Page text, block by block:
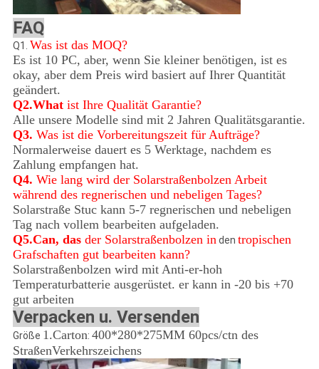
FAQ
Q1. Was ist das MOQ?
Es ist 10 PC, aber, wenn Sie kleiner benötigen, ist es
okay, aber dem Preis wird basiert auf Ihrer Quantität
geändert.
Q2.Whatist Ihre Qualität Garantie?
Alle unsere Modelle sind mit 2 Jahren Qualitätsgarantie.
Q3. Was ist die Vorbereitungszeit für Aufträge?
Normalerweise dauert es 5 Werktage, nachdem es
Zahlung empfangen hat.
Q4. Wie lang wird der Solarstraßenbolzen Arbeit
während des regnerischen und nebeligen Tages?
Solarstraße Stuc kann 5-7 regnerischen und nebeligen
Tag nach vollem bearbeiten aufgeladen.
Q5.Can, dasder Solarstraßenbolzen inden tropischen
Grafschaften gut bearbeiten kann?
Solarstraßenbolzen wird mit Anti-er-hoh
Temperaturbatterie ausgerüstet. er kann in -20 bis +70
gut arbeiten
Verpacken u. Versenden
Größe 1.Carton: 400*280*275MM 60pcs/ctn des
StraßenVerkehrszeichens